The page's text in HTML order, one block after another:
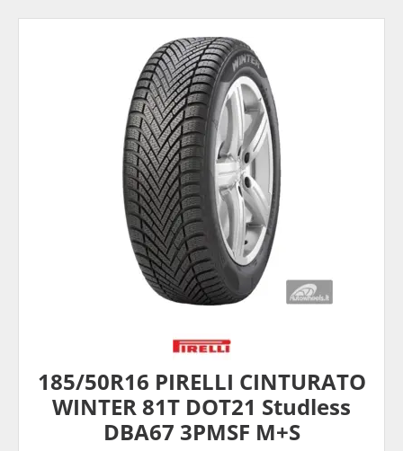
185/50R16 PIRELLI CINTURATO
WINTER 81T DOT21 Studless
DBA67 3PMSF M+S